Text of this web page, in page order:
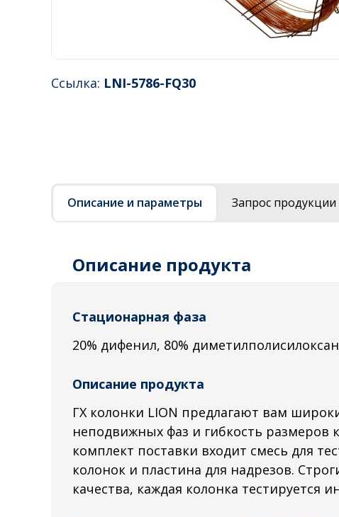
Ссылка: LNI-5786-FQ30
Описание и параметры Запрос продукции
Описание продукта
Стационарная фаза
20% дифенил, 80% диметилполисилоксан
Описание продукта
ГХ колонки LION предлагают вам
неподвижных фаз и гибкость размеров
комплект поставки входит смесь для
колонок и пластина для надрезов.
качества, каждая колонка тестируется